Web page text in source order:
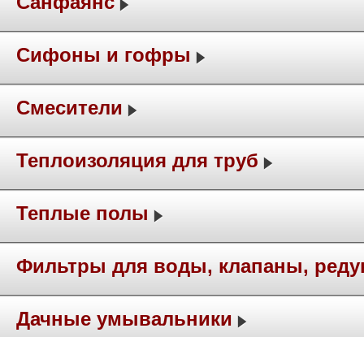
Сифоны и гофры
Смесители
Теплоизоляция для труб
Теплые полы
Фильтры для воды, клапаны,
Дачные умывальники